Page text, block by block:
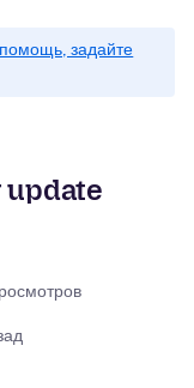
задайте